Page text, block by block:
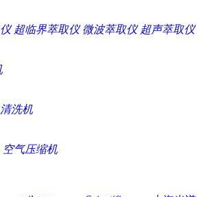
超临界萃取仪 微波萃取仪 超声萃取仪
洗机
空气压缩机